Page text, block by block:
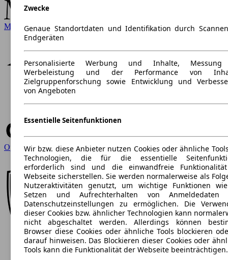
Mercedes-Benz
Opel
Zwecke
Genaue Standortdaten und Identifikation durch
Endgeräten
Personalisierte Werbung und Inhalte,
Werbeleistung und der Performance von
Zielgruppenforschung sowie Entwicklung und
von Angeboten
Essentielle Seitenfunktionen
Wir bzw. diese Anbieter nutzen Cookies oder ähnliche
Technologien, die für die essentielle
erforderlich sind und die einwandfreie
Webseite sicherstellen. Sie werden normalerweise als
Nutzeraktivitäten genutzt, um wichtige Funktionen
Setzen und Aufrechterhalten von Anmeldedaten
Datenschutzeinstellungen zu ermöglichen. Die
dieser Cookies bzw. ähnlicher Technologien kann
nicht abgeschaltet werden. Allerdings können
Browser diese Cookies oder ähnliche Tools blockieren
darauf hinweisen. Das Blockieren dieser Cookies oder
Tools kann die Funktionalität der Webseite beeinträchtigen.